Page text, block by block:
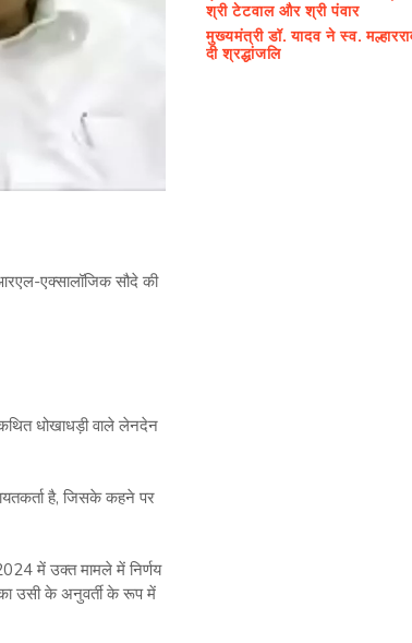
एक्सालॉजिक सौदे की
धोखाधड़ी वाले लेनदेन
है, जिसके कहने पर
में उक्त मामले में निर्णय
उसी के अनुवर्ती के रूप में
श्री टेटवाल और श्री पंवार
मुख्यमंत्री डॉ. यादव ने स्व.
दी श्रद्धांजलि